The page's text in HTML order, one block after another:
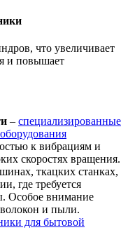
что увеличивает
и повышает
– специализированные
к вибрациям и
скоростях вращения.
ткацких станках,
где требуется
Особое внимание
волокон и пыли.
для бытовой